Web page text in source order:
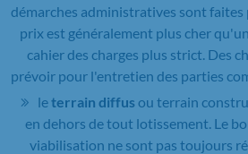
démarches administratives sont faites
prix est généralement plus cher
cahier des charges plus strict. Des
prévoir pour l'entretien des parties
leterrain diffusou terrain
en dehors de tout lotissement. Le
viabilisation ne sont pas toujours